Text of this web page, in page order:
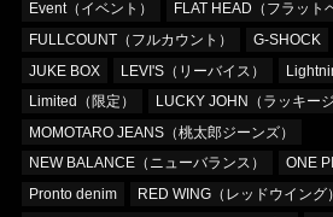
Event（イベント）
FLAT HEAD（フラット
FULLCOUNT（フルカウント）
G-SHOCK
JUKE BOX
LEVI'S（リーバイス）
Limited（限定）
LUCKY JOHN（ラッキージ
MOMOTARO JEANS（桃太郎ジーンズ）
NEW BALANCE（ニューバランス）
ONE
Pronto denim
RED WING（レッドウイング）